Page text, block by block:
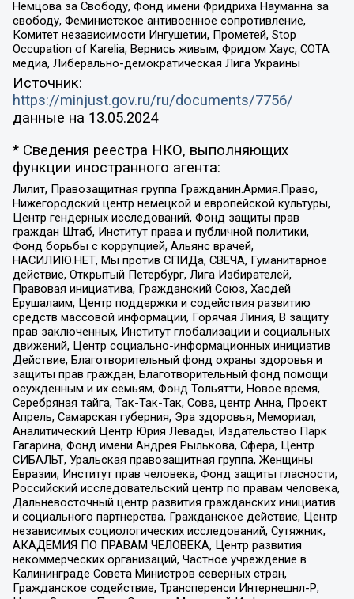
Немцова за Свободу, Фонд имени Фридриха Науманна за
свободу, Феминистское антивоенное сопротивление,
Комитет независимости Ингушетии, Прометей, Stop
Occupation of Karelia, Вернись живым, Фридом Хаус, СОТА
медиа, Либерально-демократическая Лига Украины
Источник:
https://minjust.gov.ru/ru/documents/7756/
данные на 13.05.2024
* Сведения реестра НКО, выполняющих
функции иностранного агента:
Лилит, Правозащитная группа Гражданин.Армия.Право,
Нижегородский центр немецкой и европейской культуры,
Центр гендерных исследований, Фонд защиты прав
граждан Штаб, Институт права и публичной политики,
Фонд борьбы с коррупцией, Альянс врачей,
НАСИЛИЮ.НЕТ, Мы против СПИДа, СВЕЧА, Гуманитарное
действие, Открытый Петербург, Лига Избирателей,
Правовая инициатива, Гражданский Союз, Хасдей
Ерушалаим, Центр поддержки и содействия развитию
средств массовой информации, Горячая Линия, В защиту
прав заключенных, Институт глобализации и социальных
движений, Центр социально-информационных инициатив
Действие, Благотворительный фонд охраны здоровья и
защиты прав граждан, Благотворительный фонд помощи
осужденным и их семьям, Фонд Тольятти, Новое время,
Серебряная тайга, Так-Так-Так, Сова, центр Анна, Проект
Апрель, Самарская губерния, Эра здоровья, Мемориал,
Аналитический Центр Юрия Левады, Издательство Парк
Гагарина, Фонд имени Андрея Рылькова, Сфера, Центр
СИБАЛЬТ, Уральская правозащитная группа, Женщины
Евразии, Институт прав человека, Фонд защиты гласности,
Российский исследовательский центр по правам человека,
Дальневосточный центр развития гражданских инициатив
и социального партнерства, Гражданское действие, Центр
независимых социологических исследований, Сутяжник,
АКАДЕМИЯ ПО ПРАВАМ ЧЕЛОВЕКА, Центр развития
некоммерческих организаций, Частное учреждение в
Калининграде Совета Министров северных стран,
Гражданское содействие, Трансперенси Интернешнл-Р,